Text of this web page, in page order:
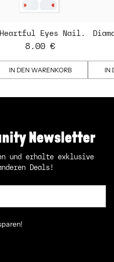
Heartful Eyes Nail
Strips - transparent
8.00 €
IN DEN WARENKORB IN
Newsletter
und erhalte exklusive
Deals!